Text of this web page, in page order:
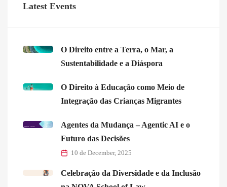
Latest Events
O Direito entre a Terra, o Mar, a
Sustentabilidade e a Diáspora
O Direito à Educação como Meio de
Integração das Crianças Migrantes
Agentes da Mudança – Agentic AI e o
Futuro das Decisões
10 de December, 2025
Celebração da Diversidade e da Inclusão